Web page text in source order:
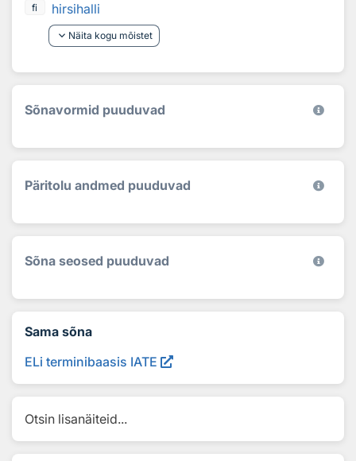
fi
hirsihalli
keyboard_arrow_down Näita kogu mõistet
Sõnavormid puuduvad
Päritolu andmed puuduvad
Sõna seosed puuduvad
Sama sõna
ELi terminibaasis IATE
Otsin lisanäiteid...